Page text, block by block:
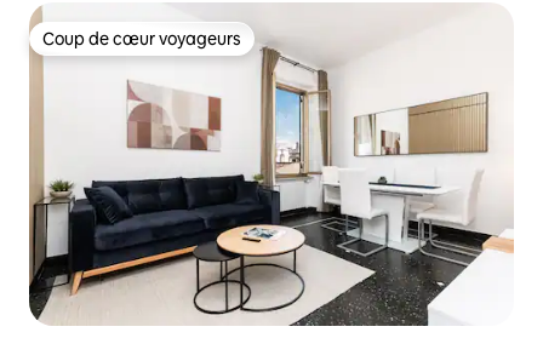
Coup de cœur voyageurs
Coup de cœur voyageurs